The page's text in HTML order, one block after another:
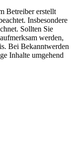
Betreiber erstellt
Insbesondere
Sollten Sie
werden,
Bei Bekanntwerden
Inhalte umgehend